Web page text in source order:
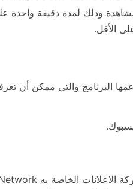
مشاهدة وذلك لمدة دقيقة واحدة
البرنامج والتي ممكن أن